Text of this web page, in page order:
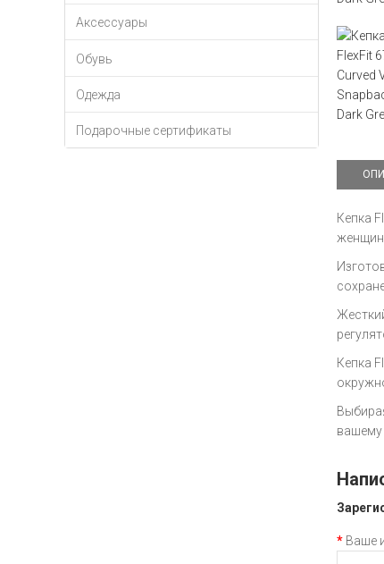
Аксессуары
Обувь
Одежда
Подарочные сертификаты
Кепка
женщин.
Кепка
вашему
Ваше